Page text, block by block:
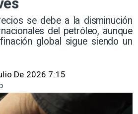
se debe a la disminución
del petróleo, aunque
global sigue siendo un
De 2026 7:15